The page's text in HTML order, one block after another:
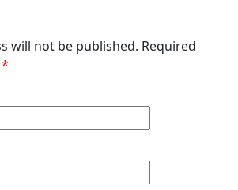
will not be published. Required
*